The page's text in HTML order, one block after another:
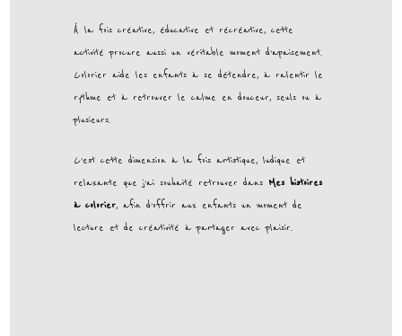
À la fois créative, éducative et récréative, cette
activité procure aussi un véritable moment d’apaisement.
Colorier aide les enfants à se détendre, à ralentir le
rythme et à retrouver le calme en douceur, seuls ou à
plusieurs.
C’est cette dimension à la fois artistique, ludique et
relaxante que j’ai souhaité retrouver dans Mes histoires
à colorier, afin d’offrir aux enfants un moment de
lecture et de créativité à partager avec plaisir.